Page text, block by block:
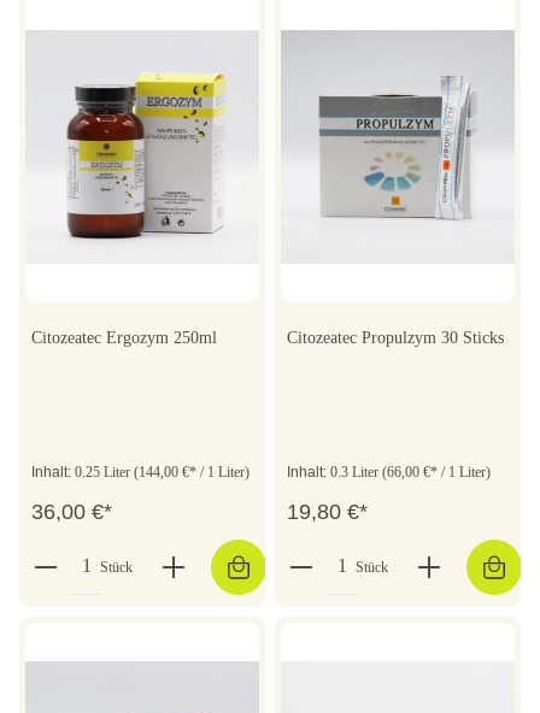
Citozeatec Ergozym 250ml
Inhalt: 0.25 Liter (144,00 €* / 1 Liter)
36,00 €*
Stück
Citozeatec Propulzym 30 Sticks
Inhalt: 0.3 Liter (66,00 €* / 1 Liter)
19,80 €*
Stück